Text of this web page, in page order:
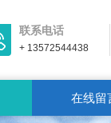
联系电话
+ 13572544438
在线留